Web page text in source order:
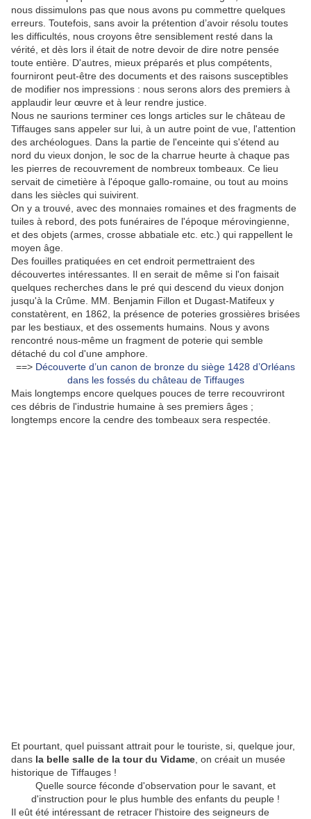
nous dissimulons pas que nous avons pu commettre quelques
erreurs. Toutefois, sans avoir la prétention d’avoir résolu toutes
les difficultés, nous croyons être sensiblement resté dans la
vérité, et dès lors il était de notre devoir de dire notre pensée
toute entière. D'autres, mieux préparés et plus compétents,
fourniront peut-être des documents et des raisons susceptibles
de modifier nos impressions : nous serons alors des premiers à
applaudir leur œuvre et à leur rendre justice.
Nous ne saurions terminer ces longs articles sur le château de
Tiffauges sans appeler sur lui, à un autre point de vue, l'attention
des archéologues. Dans la partie de l'enceinte qui s'étend au
nord du vieux donjon, le soc de la charrue heurte à chaque pas
les pierres de recouvrement de nombreux tombeaux. Ce lieu
servait de cimetière à l'époque gallo-romaine, ou tout au moins
dans les siècles qui suivirent.
On y a trouvé, avec des monnaies romaines et des fragments de
tuiles à rebord, des pots funéraires de l'époque mérovingienne,
et des objets (armes, crosse abbatiale etc. etc.) qui rappellent le
moyen âge.
Des fouilles pratiquées en cet endroit permettraient des
découvertes intéressantes. Il en serait de même si l'on faisait
quelques recherches dans le pré qui descend du vieux donjon
jusqu'à la Crûme. MM. Benjamin Fillon et Dugast-Matifeux y
constatèrent, en 1862, la présence de poteries grossières brisées
par les bestiaux, et des ossements humains. Nous y avons
rencontré nous-même un fragment de poterie qui semble
détaché du col d'une amphore.
==> Découverte d’un canon de bronze du siège 1428 d’Orléans
dans les fossés du château de Tiffauges
Mais longtemps encore quelques pouces de terre recouvriront
ces débris de l'industrie humaine à ses premiers âges ;
longtemps encore la cendre des tombeaux sera respectée.
Et pourtant, quel puissant attrait pour le touriste, si, quelque jour,
dans la belle salle de la tour du Vidame , on créait un musée
historique de Tiffauges !
Quelle source féconde d'observation pour le savant, et
d'instruction pour le plus humble des enfants du peuple !
Il eût été intéressant de retracer l'histoire des seigneurs de